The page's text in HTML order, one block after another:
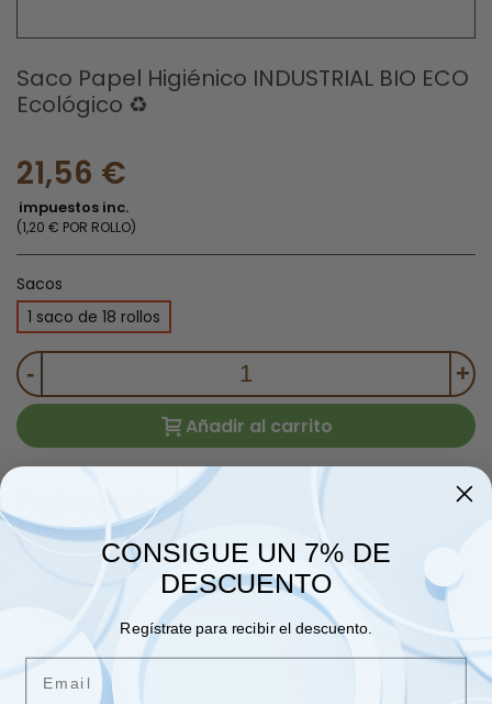
Saco Papel Higiénico INDUSTRIAL BIO ECO
Ecológico ♻
21,56 €
impuestos inc.
(1,20 € POR ROLLO)
Sacos
1 saco de 18 rollos
- +
Añadir al carrito
Papel higiénico industrial
ECOLÓGICO Bio-eco
♻ Papel higiénico reciclado
♻ Papel higiénico industrial Lamiflor
♻ Peso de cada rollo 330 gramos
♻ 18 unidades por saco
CONSIGUE UN 7% DE
DESCUENTO
Regístrate para recibir el descuento.
Email